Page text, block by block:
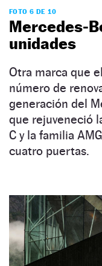
FOTO 6 DE 10
Mercedes-
unidades
Otra marca que
número de
generación del
que rejuveneció
C y la familia
cuatro puertas.